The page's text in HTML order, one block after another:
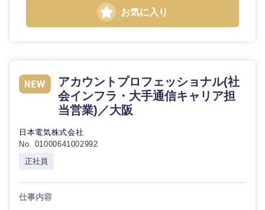
お気に入り
アカウントプロフェッショナル(社
会インフラ・大手通信キャリア担
当営業)／大阪
日本電気株式会社
No. 01000641002992
正社員
仕事内容